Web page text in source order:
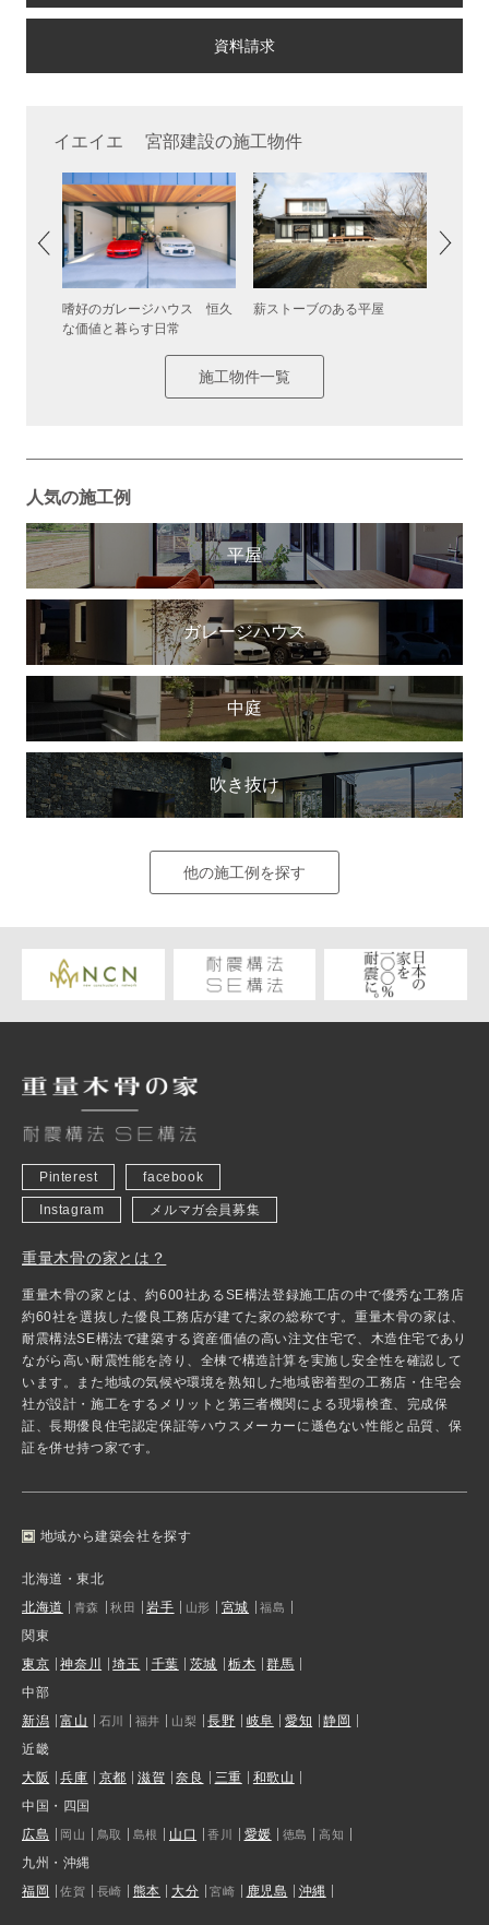
イエイエ 宮部建設の施工物件
嗜好のガレージハウス 恒久
な価値と暮らす日常
薪ストーブのある平屋
施工物件一覧
人気の施工例
平屋
ガレージハウス
中庭
吹き抜け
他の施工例を探す
Pinterest facebook
Instagram メルマガ会員募集
重量木骨の家とは？
重量木骨の家とは、約600社あるSE構法登録施工店の中で優秀な工務店
約60社を選抜した優良工務店が建てた家の総称です。重量木骨の家は、
耐震構法SE構法で建築する資産価値の高い注文住宅で、木造住宅であり
ながら高い耐震性能を誇り、全棟で構造計算を実施し安全性を確認して
います。また地域の気候や環境を熟知した地域密着型の工務店・住宅会
社が設計・施工をするメリットと第三者機関による現場検査、完成保
証、長期優良住宅認定保証等ハウスメーカーに遜色ない性能と品質、保
証を併せ持つ家です。
地域から建築会社を探す
北海道・東北
北海道
青森 秋田 岩手 山形 宮城 福島
関東
東京
神奈川 埼玉 千葉 茨城 栃木
群馬
中部
新潟
富山 石川 福井 山梨 長野 岐阜 愛知
静岡
近畿
大阪
兵庫 京都 滋賀 奈良 三重
和歌山
中国・四国
広島
岡山 鳥取 島根 山口 香川 愛媛 徳島 高知
九州・沖縄
福岡
佐賀 長崎 熊本 大分 宮崎 鹿児島 沖縄